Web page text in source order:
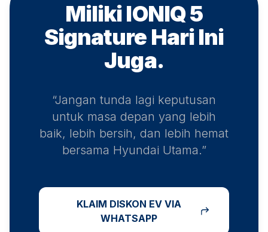
Miliki IONIQ 5
Signature Hari Ini
Juga.
“Jangan tunda lagi keputusan
untuk masa depan yang lebih
baik, lebih bersih, dan lebih hemat
bersama Hyundai Utama.”
KLAIM DISKON EV VIA
WHATSAPP